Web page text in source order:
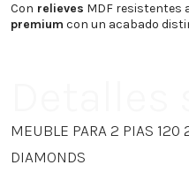
Con relieves MDF resistentes
premium con un acabado
MEUBLE PARA 2 PIAS 120
DIAMONDS